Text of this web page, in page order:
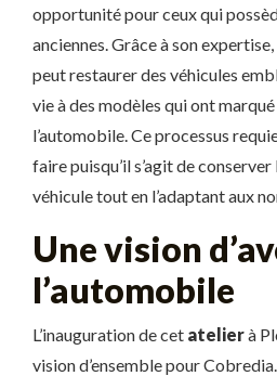
opportunité pour ceux qui
anciennes. Grâce à son
peut restaurer des véhicules
vie à des modèles qui ont
l’automobile. Ce processus
faire puisqu’il s’agit de
véhicule tout en l’adaptant aux
Une vision
l’automobile
L’inauguration de cet atelierà
vision d’ensemble pour